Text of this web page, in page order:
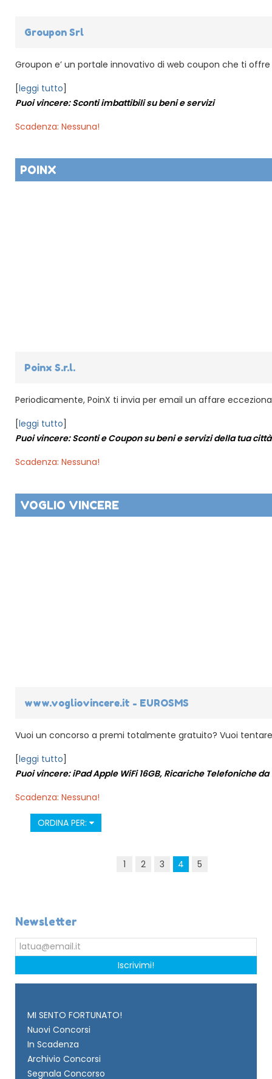
Groupon Srl
Groupon e’ un portale innovativo di web coupon che ti
[leggi tutto]
Puoi vincere: Sconti imbattibili su beni e servizi
Scadenza: Nessuna!
POINX
Poinx S.r.l.
Periodicamente, PoinX ti invia per email un affare
[leggi tutto]
Puoi vincere: Sconti e Coupon su beni e servizi della tua città
Scadenza: Nessuna!
VOGLIO VINCERE
www.vogliovincere.it - EUROSMS
Vuoi un concorso a premi totalmente gratuito? Vuoi
[leggi tutto]
Puoi vincere: iPad Apple WiFi 16GB, Ricariche Telefoniche da
Scadenza: Nessuna!
ORDINA PER:
1 2 3 4 5
Newsletter
Iscrivimi!
MI SENTO FORTUNATO!
Nuovi Concorsi
In Scadenza
Archivio Concorsi
Segnala Concorso